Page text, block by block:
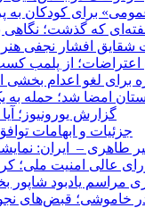
به پرداخت ۵۶۷ میلیون
که گذشت؛ نگاهی
نجفی هنرمند ۱۸ساله قزوینی به
از پلمب
برای لغو اعدام
امضا شد؛ حمله
گزارش یورونیوز؛
جزئیات و ابهامات
طاهری – ایران:
عالی امنیت ملی؛
مراسم یادبود شاپور
خاموشی؛ قبض‌های